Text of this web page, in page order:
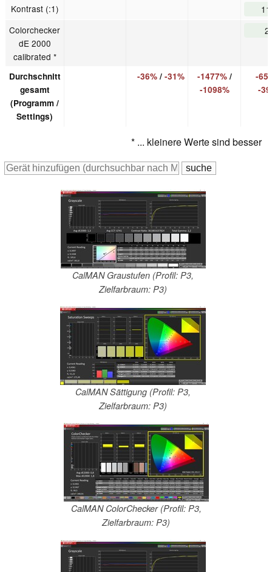
Kontrast (:1)
Colorchecker
dE 2000
calibrated *
Durchschnitt
gesamt
(Programm /
Settings)
-36%/ -31% -1477%/
-1098%
-
-
* ... kleinere Werte sind besser
CalMAN Graustufen (Profil: P3,
Zielfarbraum: P3)
CalMAN Sättigung (Profil: P3,
Zielfarbraum: P3)
CalMAN ColorChecker (Profil: P3,
Zielfarbraum: P3)